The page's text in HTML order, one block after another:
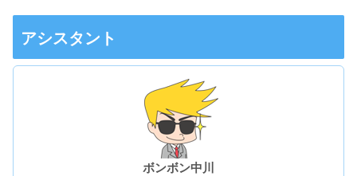
アシスタント
ボンボン中川